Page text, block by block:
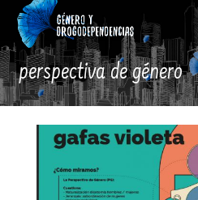
perspectiva de género